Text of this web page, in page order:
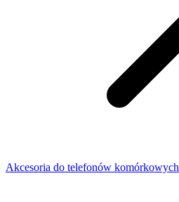
Akcesoria do telefonów komórkowych